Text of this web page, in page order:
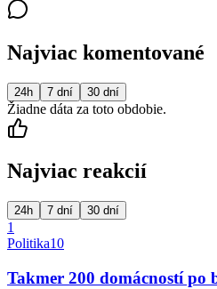
Najviac komentované
24h 7 dní 30 dní
Žiadne dáta za toto obdobie.
Najviac reakcií
24h 7 dní 30 dní
1
Politika10
Takmer 200 domácností po